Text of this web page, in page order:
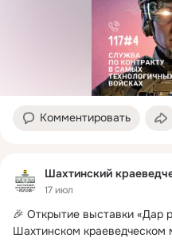
Комментировать
Шахтинский
17 июл
🎉 Открытие выставки «Дар
Шахтинском краеведческом